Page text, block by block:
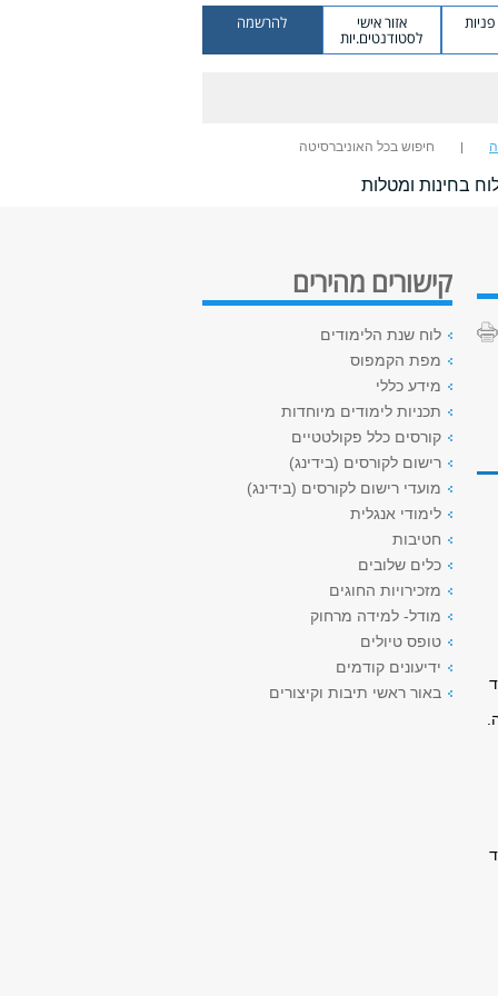
אזור אישי
לסטודנטים.יות
להרשמה
חיפוש בכל האוניברסיטה
בחינות ומטלות
קישורים מהירים
לוח שנת הלימודים
מפת הקמפוס
מידע כללי
תכניות לימודים מיוחדות
קורסים כלל פקולטטיים
רישום לקורסים (בידינג)
מועדי רישום לקורסים (בידינג)
לימודי אנגלית
חטיבות
כלים שלובים
מזכירויות החוגים
מודל- למידה מרחוק
טופס טיולים
ידיעונים קודמים
באור ראשי תיבות וקיצורים